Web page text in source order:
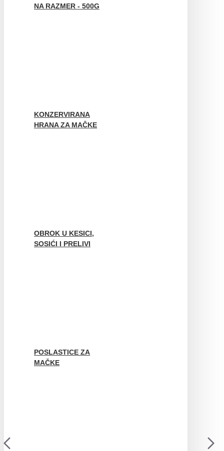
NA RAZMER - 500G
KONZERVIRANA
HRANA ZA MAČKE
OBROK U KESICI,
SOSIĆI I PRELIVI
POSLASTICE ZA
MAČKE